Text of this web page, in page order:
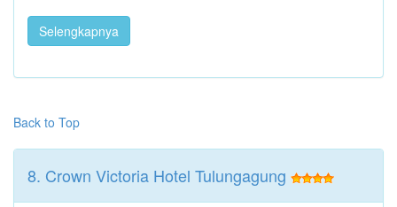
Selengkapnya
Back to Top
8. Crown Victoria Hotel Tulungagung